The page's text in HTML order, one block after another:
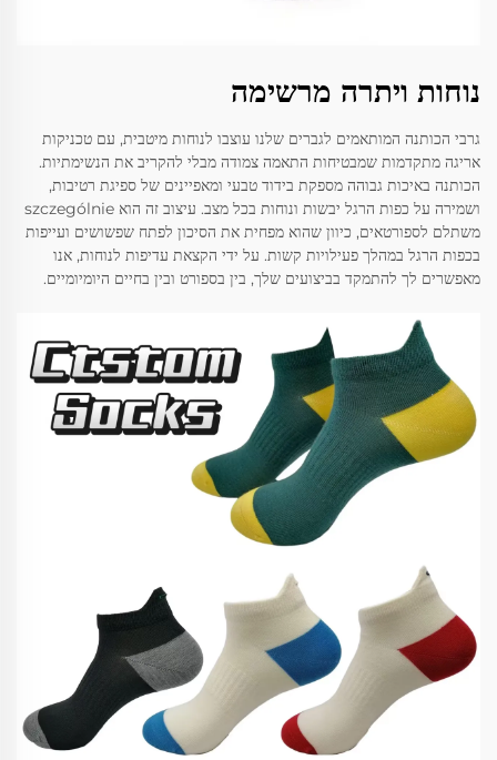
נוחות ויתרה מרשימה
גרבי הכותנה המותאמים לגברים שלנו עוצבו לנוחות מיטבית, עם טכניקות
אריגה מתקדמות שמבטיחות התאמה צמודה מבלי להקריב את הנשימתיות.
הכותנה באיכות גבוהה מספקת בידוד טבעי ומאפיינים של ספיגת רטיבות,
ושמירה על כפות הרגל יבשות ונוחות בכל מצב. עיצוב זה הוא szczególnie
משתלם לספורטאים, כיוון שהוא מפחית את הסיכון לפתח שפשושים ועייפות
בכפות הרגל במהלך פעילויות קשות. על ידי הקצאת עדיפות לנוחות, אנו
מאפשרים לך להתמקד בביצועים שלך, בין בספורט ובין בחיים היומיומיים.